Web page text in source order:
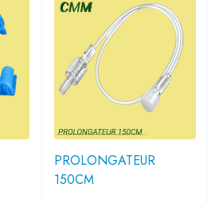
PROLONGATEUR
150CM